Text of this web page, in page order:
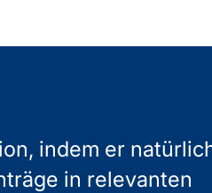
indem er
in relevanten